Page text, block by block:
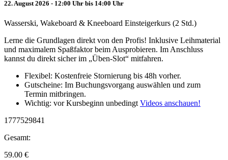
22. August 2026 - 12:00 Uhr bis 14:00 Uhr
Wasserski, Wakeboard & Kneeboard Einsteigerkurs (2 Std.)
Lerne die Grundlagen direkt von den Profis! Inklusive Leihmaterial
und maximalem Spaßfaktor beim Ausprobieren. Im Anschluss
kannst du direkt sicher im „Üben-Slot“ mitfahren.
Flexibel: Kostenfreie Stornierung bis 48h vorher.
Gutscheine: Im Buchungsvorgang auswählen und zum
Termin mitbringen.
Wichtig: vor Kursbeginn unbedingt Videos anschauen!
1777529841
Gesamt:
59.00 €